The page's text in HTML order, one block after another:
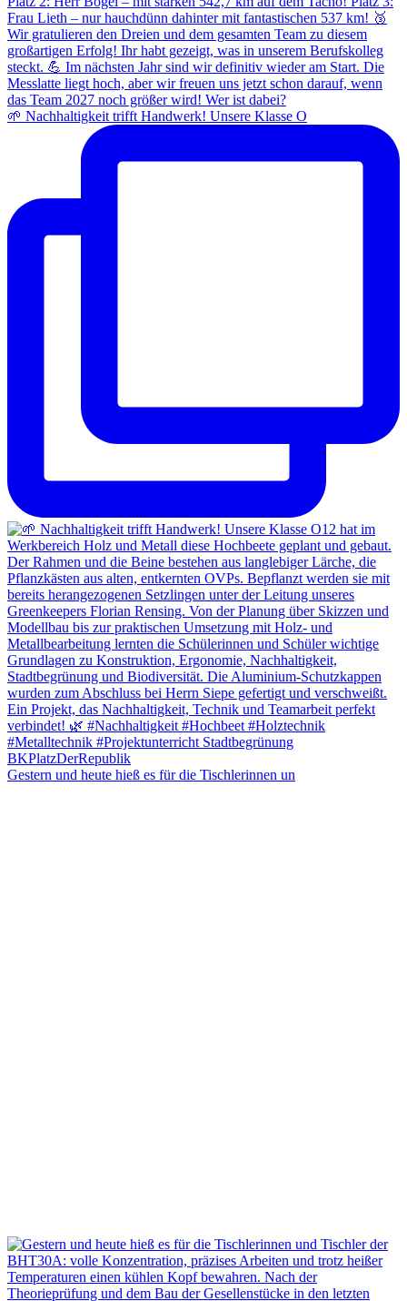
🌱 Nachhaltigkeit trifft Handwerk! Unsere Klasse O
Gestern und heute hieß es für die Tischlerinnen un